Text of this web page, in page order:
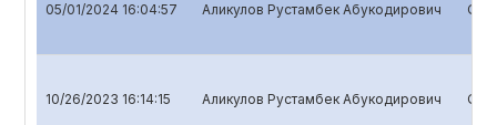
05/01/2024 16:04:57 Аликулов Рустамбек Абукодирович
10/26/2023 16:14:15 Аликулов Рустамбек Абукодирович